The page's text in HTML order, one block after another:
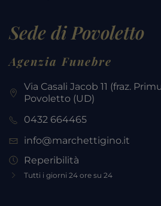
Sede di Povoletto
Agenzia Funebre
Via Casali Jacob 11 (fraz.
Povoletto (UD)
0432 664465
info@marchettigino.it
Reperibilità
Tutti i giorni 24 ore su 24